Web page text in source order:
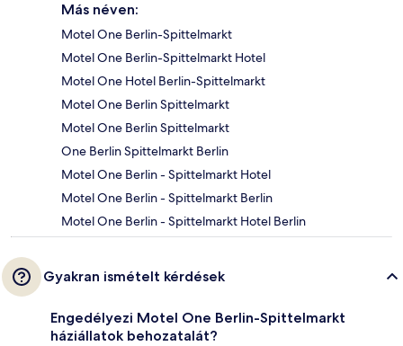
Más néven:
Motel One Berlin-Spittelmarkt
Motel One Berlin-Spittelmarkt Hotel
Motel One Hotel Berlin-Spittelmarkt
Motel One Berlin Spittelmarkt
Motel One Berlin Spittelmarkt
One Berlin Spittelmarkt Berlin
Motel One Berlin - Spittelmarkt Hotel
Motel One Berlin - Spittelmarkt Berlin
Motel One Berlin - Spittelmarkt Hotel Berlin
Gyakran ismételt kérdések
Engedélyezi Motel One Berlin-Spittelmarkt
háziállatok behozatalát?